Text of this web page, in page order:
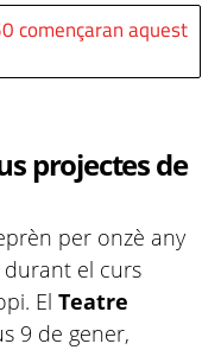
començaran aquest
projectes de
per onzè any
el curs
ElTeatre
9 de gener,